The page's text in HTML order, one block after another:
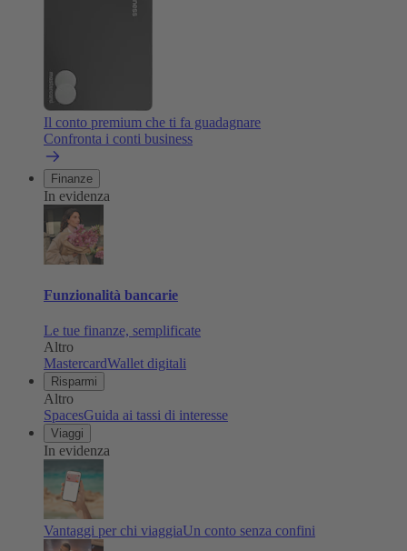
Il conto premium che ti fa guadagnare
Confronta i conti business
Finanze
In evidenza
Funzionalità bancarie
Le tue finanze, semplificate
Altro
MastercardWallet digitali
Risparmi
Altro
SpacesGuida ai tassi di interesse
Viaggi
In evidenza
Vantaggi per chi viaggiaUn conto senza confini